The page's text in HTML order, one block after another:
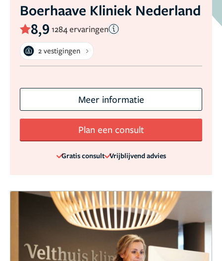
Boerhaave Kliniek Nederland
8,9 1284 ervaringen
2 vestigingen
Meer informatie
Plan een consult
Gratis consult Vrijblijvend advies